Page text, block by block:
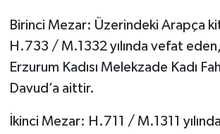
Birinci Mezar: Üzerindeki Arapça
H.733 / M.1332 yılında vefat
Erzurum Kadısı Melekzade Kadı
Davud’a aittir.
İkinci Mezar: H.711 / M.1311